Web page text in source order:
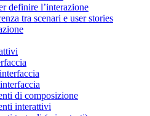
definire l’interazione
tra scenari e user stories
di composizione
interattivi